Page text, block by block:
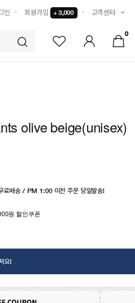
인 회원가입 + 3,000 고객센터
0
olive beige(unisex)
료배송 / PM 1:00 이전 주문 당일발송!
원 할인쿠폰
요!